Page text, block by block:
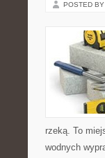
POSTED BY
rzeką. To
wodnych